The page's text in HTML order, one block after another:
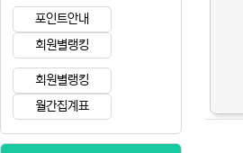
포인트안내
회원별랭킹
회원별랭킹
월간집계표